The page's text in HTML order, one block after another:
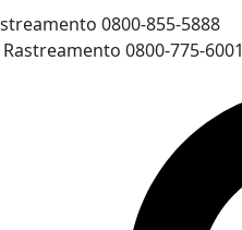
0800-855-5888
0800-775-6001